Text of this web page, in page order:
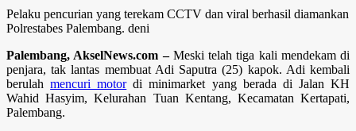
Pelaku pencurian yang terekam CCTV dan viral berhasil diamankan
Polrestabes Palembang. deni
Palembang, AkselNews.com –Meski telah tiga kali mendekam di
penjara, tak lantas membuat Adi Saputra (25) kapok. Adi kembali
berulahmencuri motordi minimarket yang berada di Jalan KH
Wahid Hasyim, Kelurahan Tuan Kentang, Kecamatan Kertapati,
Palembang.